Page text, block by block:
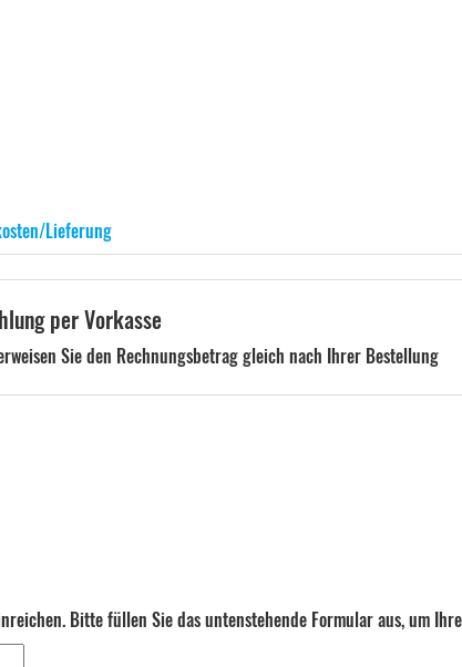
Lieferung
per Vorkasse
Sie den Rechnungsbetrag gleich nach Ihrer Bestellung
Bitte füllen Sie das untenstehende Formular aus, um